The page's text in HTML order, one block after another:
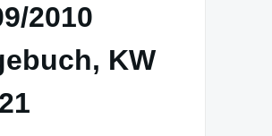
2010
KW